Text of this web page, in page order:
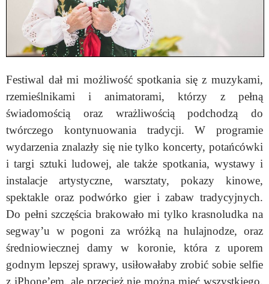
Festiwal dał mi możliwość spotkania się z muzykami,
rzemieślnikami i animatorami, którzy z pełną
świadomością oraz wrażliwością podchodzą do
twórczego kontynuowania tradycji. W programie
wydarzenia znalazły się nie tylko koncerty, potańcówki
i targi sztuki ludowej, ale także spotkania, wystawy i
instalacje artystyczne, warsztaty, pokazy kinowe,
spektakle oraz podwórko gier i zabaw tradycyjnych.
Do pełni szczęścia brakowało mi tylko krasnoludka na
segway’u w pogoni za wróżką na hulajnodze, oraz
średniowiecznej damy w koronie, która z uporem
godnym lepszej sprawy, usiłowałaby zrobić sobie selfie
z iPhone’em, ale przecież nie można mieć wszystkiego.